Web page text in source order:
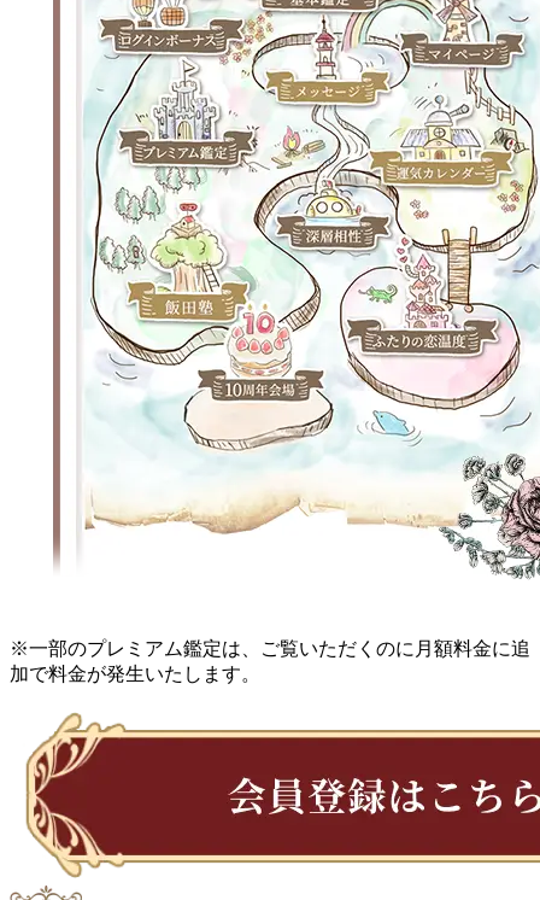
※一部のプレミアム鑑定は、ご覧いただくのに月額料金に追
加で料金が発生いたします。